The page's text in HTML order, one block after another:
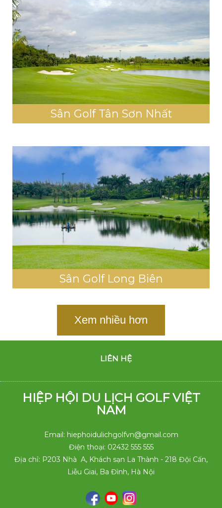
Sân Golf Tân Sơn Nhất
Sân Golf Long Biên
Xem nhiều hơn
LIÊN HỆ
HIỆP HỘI DU LỊCH GOLF VIỆT
NAM
Email: hiephoidulichgolfvn@gmail.com
Điện thoại: 02432 555 555
Địa chỉ: P203 Nhà A, Khách sạn La Thành - 218 Đội Cấn,
Liễu Giai, Ba Đình, Hà Nội